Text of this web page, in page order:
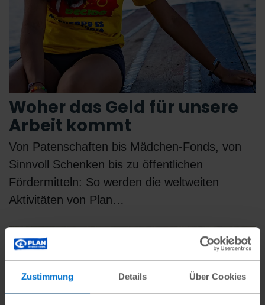
Zustimmung Details Über Cookies
Woher das Geld für unsere
Arbeit kommt
Von Patenschaften bis Mädchen-Fonds, von
Sinnvoll Schenken bis zu öffentlichen
Fördermitteln: So werden die weltweiten
Aktivitäten von Plan…